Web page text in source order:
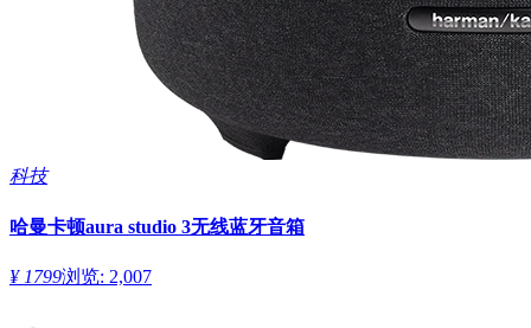
科技
哈曼卡顿aura studio 3无线蓝牙音箱
¥ 1799浏览: 2,007